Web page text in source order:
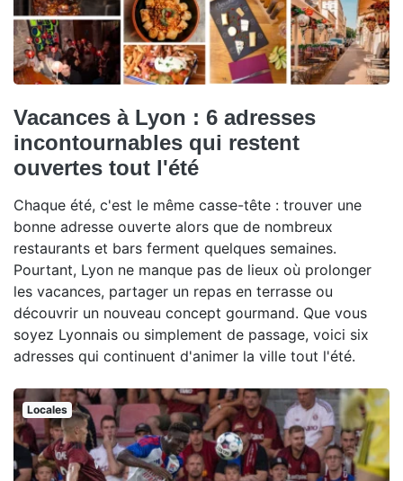
Vacances à Lyon : 6 adresses
incontournables qui restent
ouvertes tout l'été
Chaque été, c'est le même casse-tête : trouver une
bonne adresse ouverte alors que de nombreux
restaurants et bars ferment quelques semaines.
Pourtant, Lyon ne manque pas de lieux où prolonger
les vacances, partager un repas en terrasse ou
découvrir un nouveau concept gourmand. Que vous
soyez Lyonnais ou simplement de passage, voici six
adresses qui continuent d'animer la ville tout l'été.
Locales